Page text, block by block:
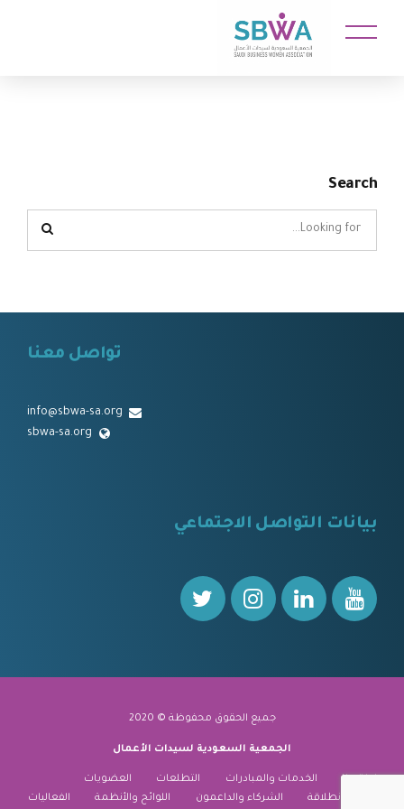
Search
تواصل معنا
info@sbwa-sa.org
sbwa-sa.org
بيانات التواصل الاجتماعي
جميع الحقوق محفوظة © 2020
الجمعية السعودية لسيدات الأعمال
نبذة عنا الخدمات والمبادرات التطلعات
العضويات
منارة الانطلاقة
الشركاء والداعمون اللوائح والأنظمة الفعاليات